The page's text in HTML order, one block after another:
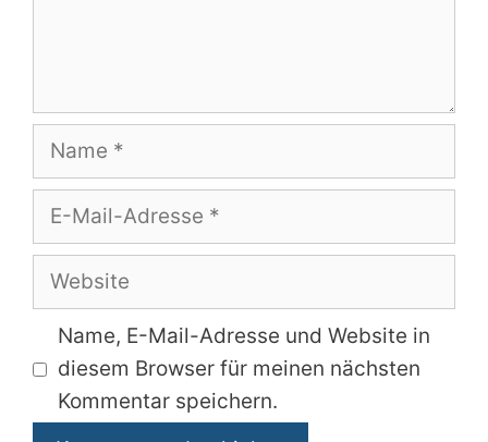
Name
E-
Mail-
Adresse
Website
Name, E-Mail-Adresse und Website in
diesem Browser für meinen nächsten
Kommentar speichern.